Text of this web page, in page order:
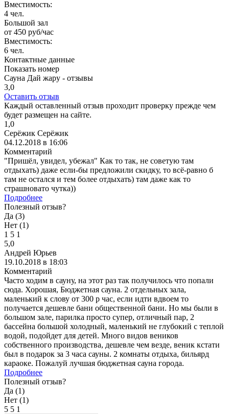
Вместимость:
4 чел.
Большой зал
от 450 руб/час
Вместимость:
6 чел.
Контактные данные
Показать номер
Сауна Дай жару - отзывы
3,0
Оставить отзыв
Каждый оставленный отзыв проходит проверку прежде чем
будет размещен на сайте.
1,0
Серёжик Серёжик
04.12.2018 в 16:06
Комментарий
"Пришёл, увидел, убежал" Как то так, не советую там
отдыхать) даже если-бы предложили скидку, то всё-равно б
там не остался и тем более отдыхать) там даже как то
страшновато чутка))
Подробнее
Полезный отзыв?
Да (3)
Нет (1)
1 5 1
5,0
Андрей Юрьев
19.10.2018 в 18:03
Комментарий
Часто ходим в сауну, на этот раз так получилось что попали
сюда. Хорошая, Бюджетная сауна. 2 отдельных зала,
маленький к слову от 300 р час, если идти вдвоем то
получается дешевле бани общественной бани. Но мы были в
большом зале, парилка просто супер, отличный пар, 2
бассейна большой холодный, маленький не глубокий с теплой
водой, подойдет для детей. Много видов веников
собственного производства, дешевле чем везде, веник кстати
был в подарок за 3 часа сауны. 2 комнаты отдыха, бильярд
караоке. Пожалуй лучшая бюджетная сауна города.
Подробнее
Полезный отзыв?
Да (1)
Нет (1)
5 5 1